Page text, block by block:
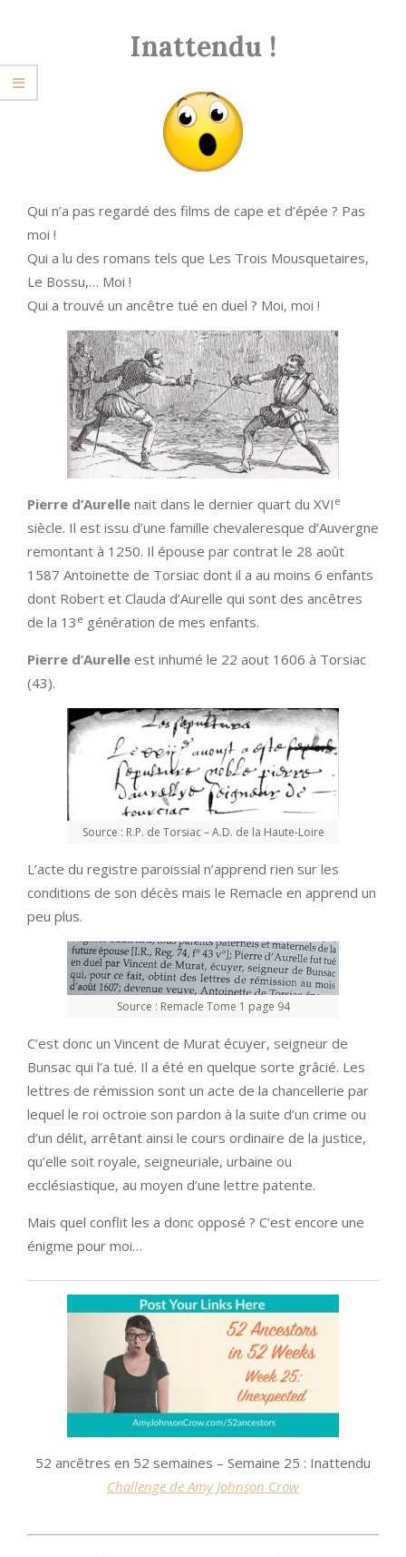
Inattendu !
Qui n’a pas regardé des films de cape et d’épée ? Pas
moi !
Qui a lu des romans tels que Les Trois Mousquetaires,
Le Bossu,… Moi !
Qui a trouvé un ancêtre tué en duel ? Moi, moi !
Pierre d’Aurelle nait dans le dernier quart du XVI e
siècle. Il est issu d’une famille chevaleresque d’Auvergne
remontant à 1250. Il épouse par contrat le 28 août
1587 Antoinette de Torsiac dont il a au moins 6 enfants
dont Robert et Clauda d’Aurelle qui sont des ancêtres
de la 13 e génération de mes enfants.
Pierre d’Aurelle est inhumé le 22 aout 1606 à Torsiac
(43).
Source : R.P. de Torsiac – A.D. de la Haute-Loire
L’acte du registre paroissial n’apprend rien sur les
conditions de son décès mais le Remacle en apprend un
peu plus.
Source : Remacle Tome 1 page 94
C’est donc un Vincent de Murat écuyer, seigneur de
Bunsac qui l’a tué. Il a été en quelque sorte grâcié. Les
lettres de rémission sont un acte de la chancellerie par
lequel le roi octroie son pardon à la suite d’un crime ou
d’un délit, arrêtant ainsi le cours ordinaire de la justice,
qu’elle soit royale, seigneuriale, urbaine ou
ecclésiastique, au moyen d’une lettre patente.
Mais quel conflit les a donc opposé ? C’est encore une
énigme pour moi…
52 ancêtres en 52 semaines – Semaine 25 : Inattendu
Challenge de Amy Johnson Crow